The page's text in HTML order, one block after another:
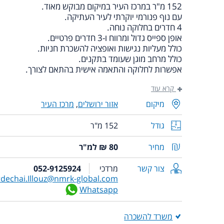
152 מ"ר במרכז העיר במיקום מבוקש מאוד.
עם נוף פנורמי יוקרתי לעיר העתיקה.
4 חדרים בחלוקה נוחה.
אופן ספייס גדול ומרווח ו-3 חדרים פרטיים.
כולל מעליות נגישות ואופציה להשכרת חניות.
כולל מרחב מוגן שעומד בתקנים.
אפשרות לחלוקה והתאמה אישית בהתאם לצורך.
מיקום אזור ירושלים, מרכז העיר
גודל
152 מ"ר
מחיר
80 ₪ למ"ר
צור קשר
מרדכי
052-9125924
global.com
Whatsapp
משרד להשכרה